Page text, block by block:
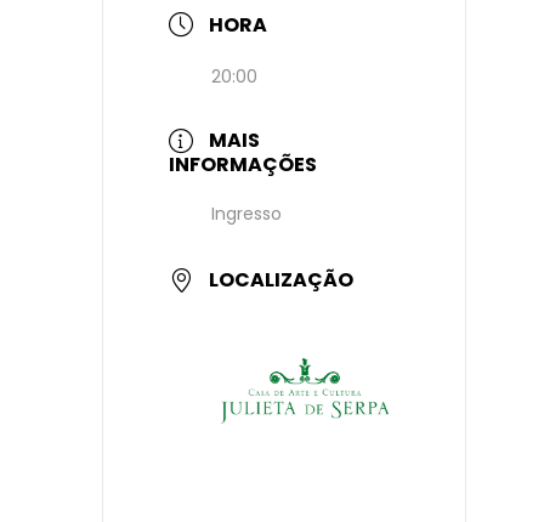
HORA
20:00
MAIS
INFORMAÇÕES
Ingresso
LOCALIZAÇÃO